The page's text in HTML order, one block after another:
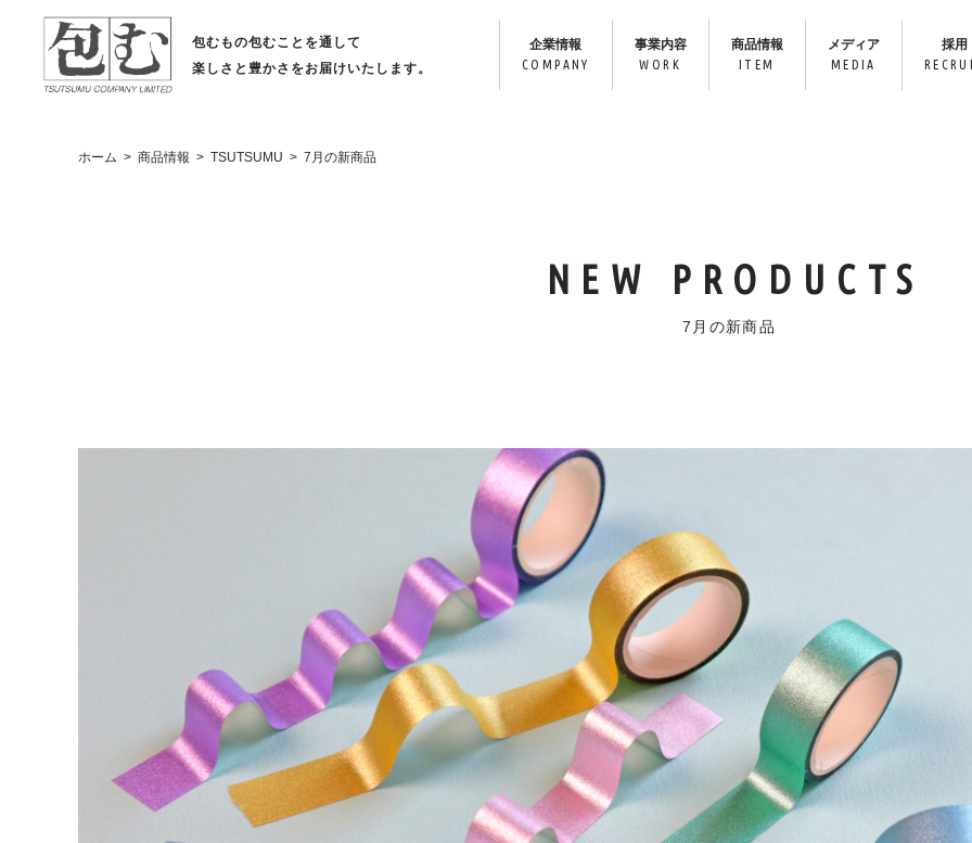
包むもの包むことを通して
楽しさと豊かさをお届けいたします。
企業情報
COMPANY
事業内容
WORK
商品情報
ITEM
メディア
MEDIA
採用
ホーム 商品情報 TSUTSUMU 7月の新商品
NEW PRODUCTS
7月の新商品